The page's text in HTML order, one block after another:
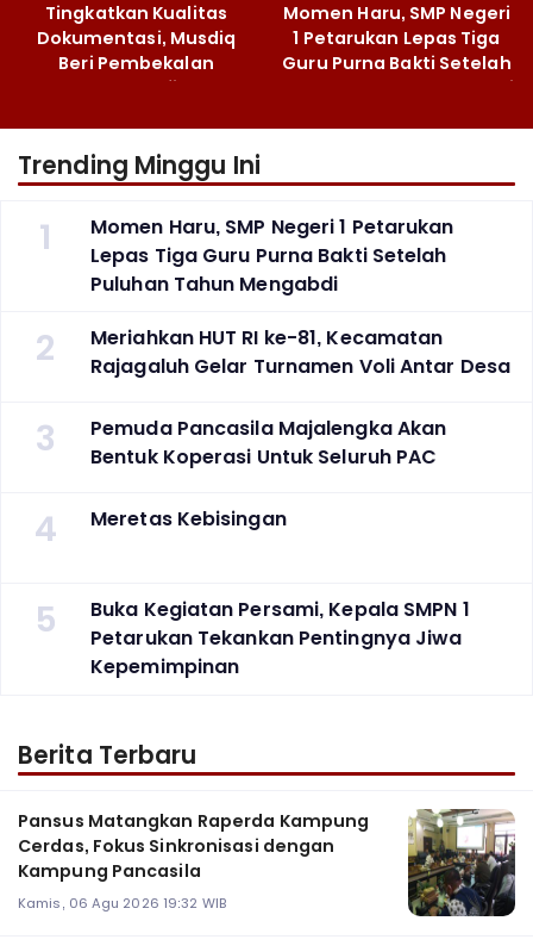
Tingkatkan Kualitas
Dokumentasi, Musdiq
Beri Pembekalan
Fotografi ‎
Momen Haru, SMP Negeri
1 Petarukan Lepas Tiga
Guru Purna Bakti Setelah
Puluhan Tahun Mengabdi
Trending Minggu Ini
1
Momen Haru, SMP Negeri 1 Petarukan
Lepas Tiga Guru Purna Bakti Setelah
Puluhan Tahun Mengabdi
2
Meriahkan HUT RI ke-81, Kecamatan
Rajagaluh Gelar Turnamen Voli Antar Desa
3
Pemuda Pancasila Majalengka Akan
Bentuk Koperasi Untuk Seluruh PAC
4 Meretas Kebisingan
5
Buka Kegiatan Persami, Kepala SMPN 1
Petarukan Tekankan Pentingnya Jiwa
Kepemimpinan
Berita Terbaru
Pansus Matangkan Raperda Kampung
Cerdas, Fokus Sinkronisasi dengan
Kampung Pancasila
Kamis, 06 Agu 2026 19:32 WIB